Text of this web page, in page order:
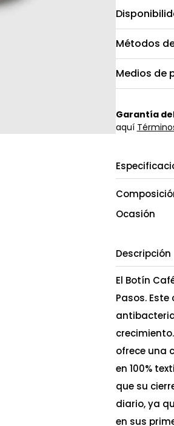
Métodos
Medios de
Garantía
aquí
Ocasión
Descripción
El Botín
Pasos.
ofrece una
en 100%
que su
diario, ya
en sus